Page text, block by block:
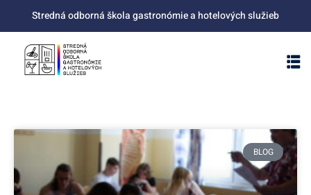
Stredná odborná škola gastronómie a hotelových služieb
BLOG